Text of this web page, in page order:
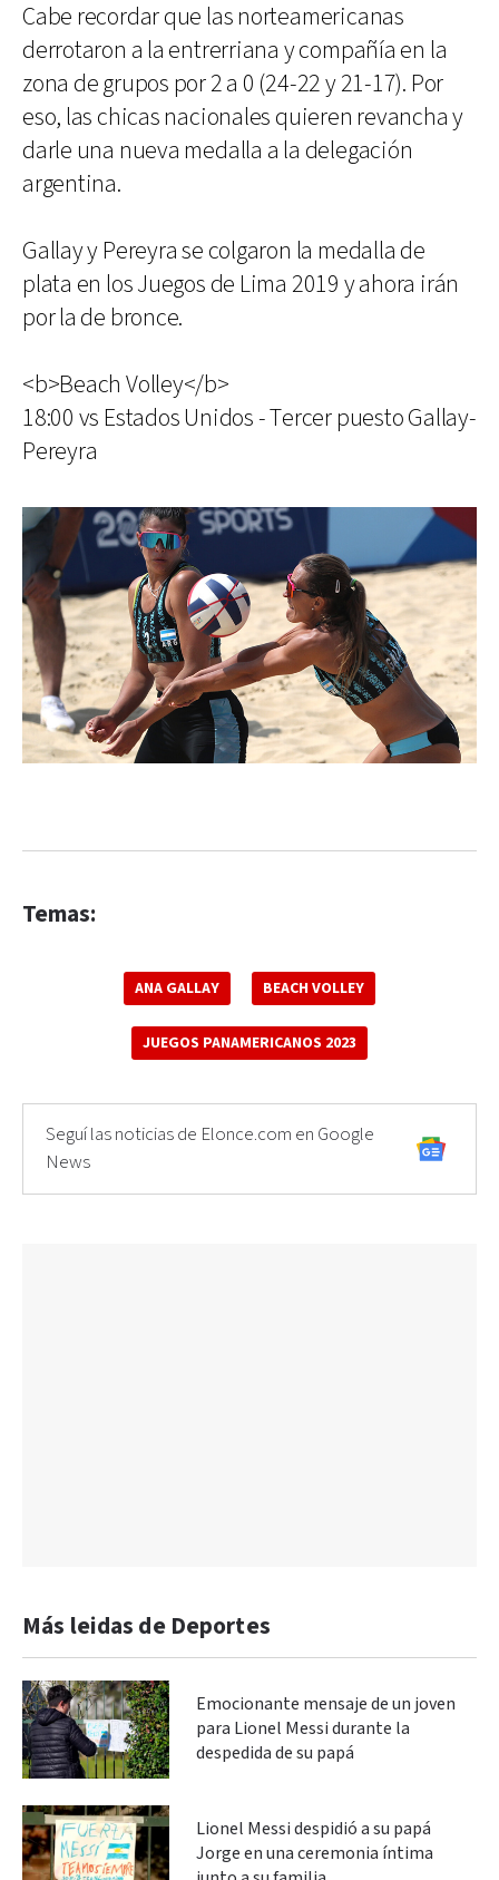
Cabe recordar que las norteamericanas
derrotaron a la entrerriana y compañía en la
zona de grupos por 2 a 0 (24-22 y 21-17). Por
eso, las chicas nacionales quieren revancha y
darle una nueva medalla a la delegación
argentina.
Gallay y Pereyra se colgaron la medalla de
plata en los Juegos de Lima 2019 y ahora irán
por la de bronce.
<b>Beach Volley</b>
18:00 vs Estados Unidos - Tercer puesto Gallay-
Pereyra
Temas:
ANA GALLAY BEACH VOLLEY
JUEGOS PANAMERICANOS 2023
Seguí las noticias de Elonce.com en Google
News
Más leidas de Deportes
Emocionante mensaje de un joven
para Lionel Messi durante la
despedida de su papá
Lionel Messi despidió a su papá
Jorge en una ceremonia íntima